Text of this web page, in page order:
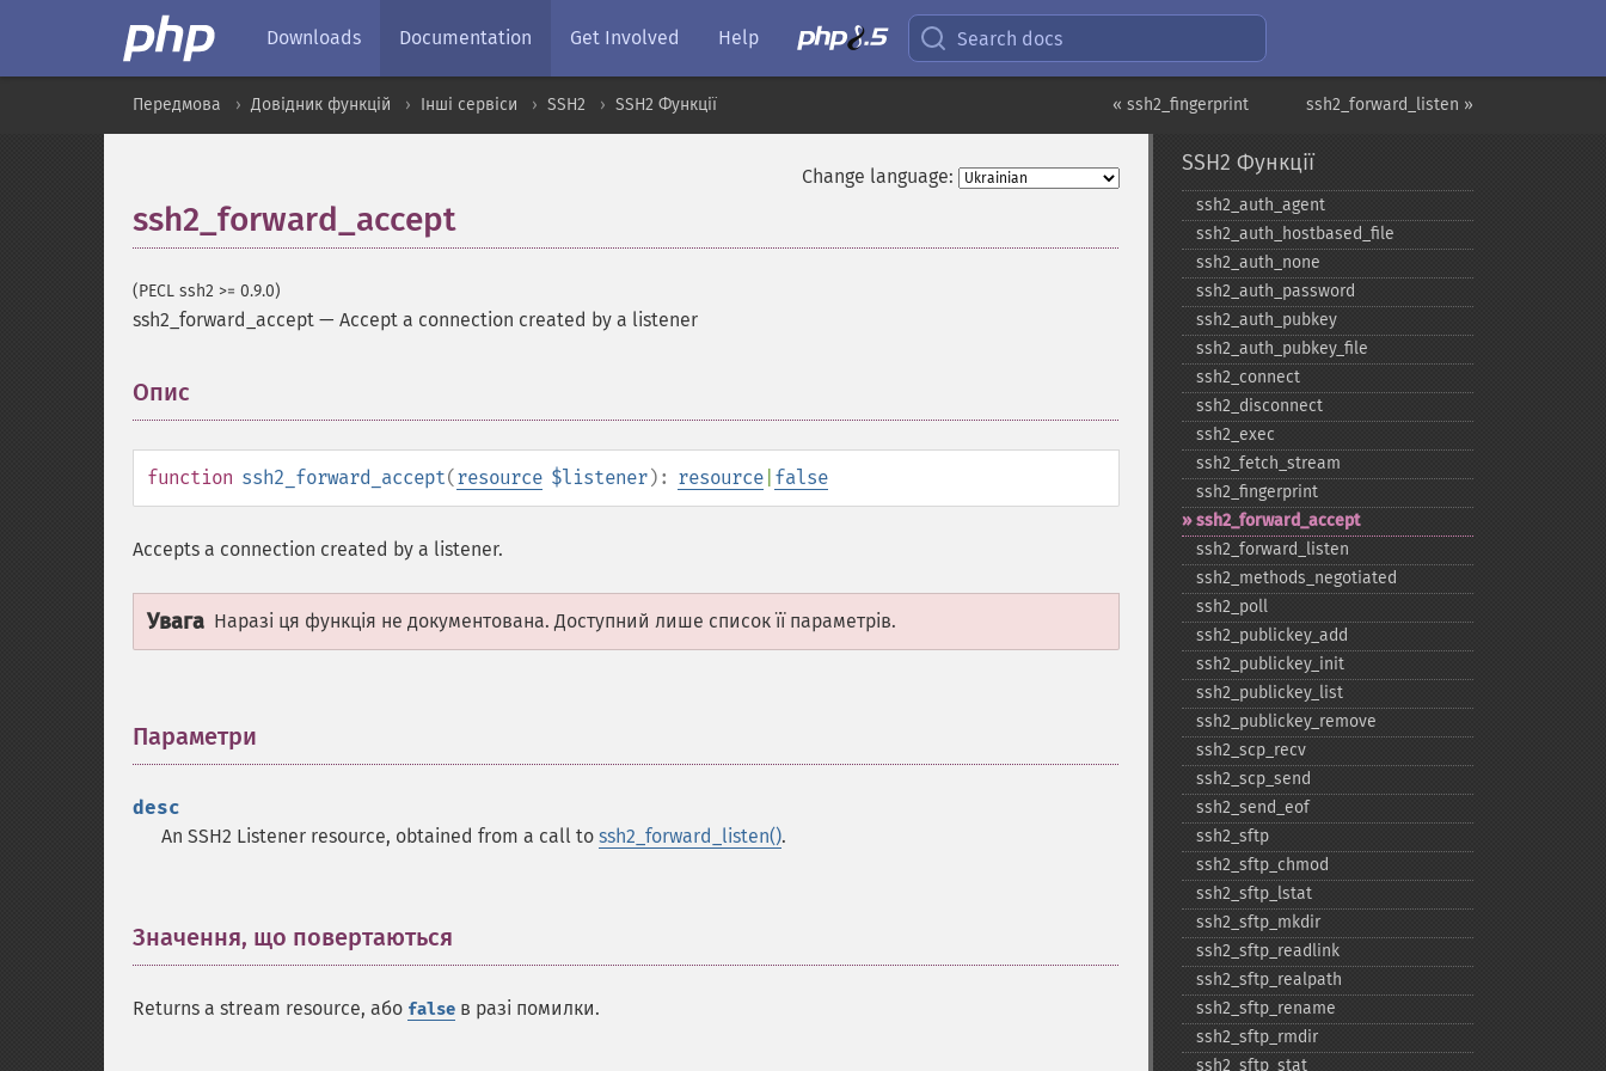
Downloads Documentation Get Involved Help Search docs
ssh2_forward_listen »
« ssh2_fingerprint
Передмова Довідник функцій Інші сервіси SSH2 SSH2 Функції
Change language:
ssh2_forward_accept
(PECL ssh2 >= 0.9.0)
ssh2_forward_accept — Accept a connection created by a listener
Опис
function ssh2_forward_accept(resource $listener): resource false
Accepts a connection created by a listener.
Увага Наразі ця функція не документована. Доступний лише список її параметрів.
Параметри
desc
An SSH2 Listener resource, obtained from a call to ssh2_forward_listen().
Значення, що повертаються
Returns a stream resource, або false в разі помилки.
SSH2 Функції
ssh2_​auth_​agent
ssh2_​auth_​hostbased_​file
ssh2_​auth_​none
ssh2_​auth_​password
ssh2_​auth_​pubkey
ssh2_​auth_​pubkey_​file
ssh2_​connect
ssh2_​disconnect
ssh2_​exec
ssh2_​fetch_​stream
ssh2_​fingerprint
ssh2_​forward_​accept
ssh2_​forward_​listen
ssh2_​methods_​negotiated
ssh2_​poll
ssh2_​publickey_​add
ssh2_​publickey_​init
ssh2_​publickey_​list
ssh2_​publickey_​remove
ssh2_​scp_​recv
ssh2_​scp_​send
ssh2_​send_​eof
ssh2_​sftp
ssh2_​sftp_​chmod
ssh2_​sftp_​lstat
ssh2_​sftp_​mkdir
ssh2_​sftp_​readlink
ssh2_​sftp_​realpath
ssh2_​sftp_​rename
ssh2_​sftp_​rmdir
ssh2_​sftp_​stat